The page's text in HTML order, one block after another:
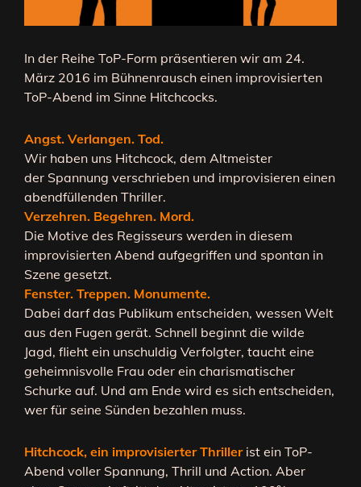
In der Reihe ToP-Form präsentieren wir am 24.
März 2016 im Bühnenrausch einen improvisierten
ToP-Abend im Sinne Hitchcocks.
Angst. Verlangen. Tod.
Wir haben uns Hitchcock, dem Altmeister
der Spannung verschrieben und improvisieren einen
abendfüllenden Thriller.
Verzehren. Begehren. Mord.
Die Motive des Regisseurs werden in diesem
improvisierten Abend aufgegriffen und spontan in
Szene gesetzt.
Fenster. Treppen. Monumente.
Dabei darf das Publikum entscheiden, wessen Welt
aus den Fugen gerät. Schnell beginnt die wilde
Jagd, flieht ein unschuldig Verfolgter, taucht eine
geheimnisvolle Frau oder ein charismatischer
Schurke auf. Und am Ende wird es sich entscheiden,
wer für seine Sünden bezahlen muss.
Hitchcock, ein improvisierter Thrillerist ein ToP-
Abend voller Spannung, Thrill und Action. Aber